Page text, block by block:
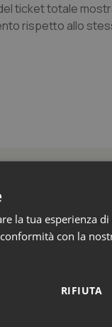
ticket totale
rispetto allo
le priorità
un nuovo
salute e
la tua esperienza
con la
RIFIUTA